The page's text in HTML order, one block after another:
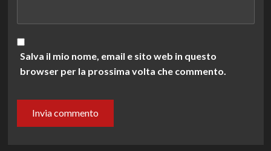
Salva il mio nome, email e sito web in questo
browser per la prossima volta che commento.